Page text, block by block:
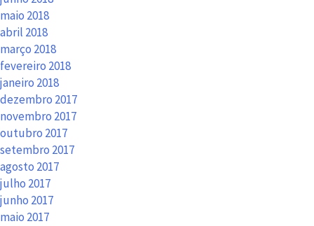
maio 2018
abril 2018
março 2018
fevereiro 2018
janeiro 2018
dezembro 2017
novembro 2017
outubro 2017
setembro 2017
agosto 2017
julho 2017
junho 2017
maio 2017